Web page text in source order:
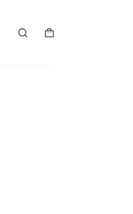
Shopping